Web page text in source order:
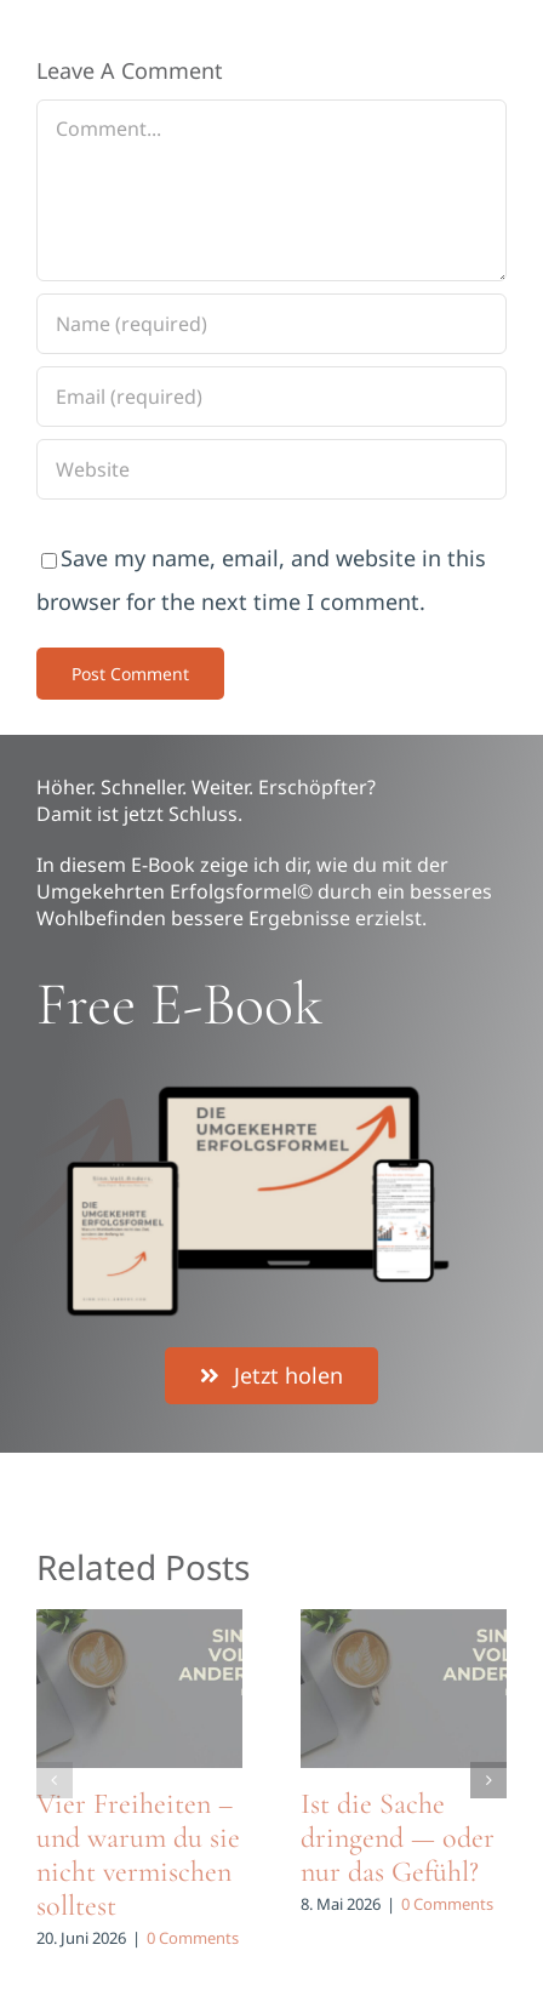
Leave A Comment
Comment
Save my name, email, and website in this
browser for the next time I comment.
Höher. Schneller. Weiter. Erschöpfter?
Damit ist jetzt Schluss.
In diesem E-Book zeige ich dir, wie du mit der
Umgekehrten Erfolgsformel© durch ein besseres
Wohlbefinden bessere Ergebnisse erzielst.
Free E-Book
Jetzt holen
Related Posts
Vier Freiheiten –
und warum du sie
nicht vermischen
solltest
20. Juni 2026 | 0 Comments
Ist die Sache
dringend — oder
nur das Gefühl?
8. Mai 2026 | 0 Comments